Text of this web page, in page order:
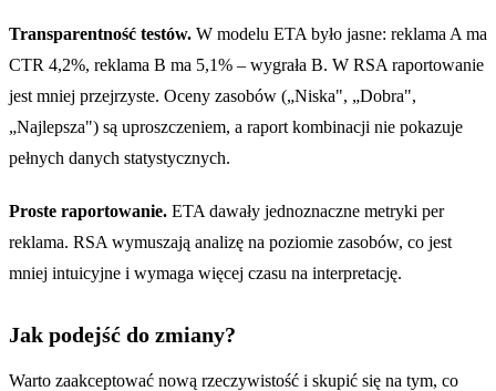
Transparentność testów. W modelu ETA było jasne: reklama A ma
CTR 4,2%, reklama B ma 5,1% – wygrała B. W RSA raportowanie
jest mniej przejrzyste. Oceny zasobów („Niska", „Dobra",
„Najlepsza") są uproszczeniem, a raport kombinacji nie pokazuje
pełnych danych statystycznych.
Proste raportowanie. ETA dawały jednoznaczne metryki per
reklama. RSA wymuszają analizę na poziomie zasobów, co jest
mniej intuicyjne i wymaga więcej czasu na interpretację.
Jak podejść do zmiany?
Warto zaakceptować nową rzeczywistość i skupić się na tym, co